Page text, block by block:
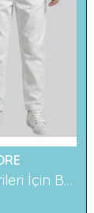
23 Nisan ve Okul Gösterileri İçin Beyaz Çocuk Pantolonu